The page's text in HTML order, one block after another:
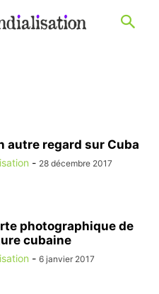
autre regard sur Cuba
- 28 décembre 2017
photographique de
cubaine
- 6 janvier 2017